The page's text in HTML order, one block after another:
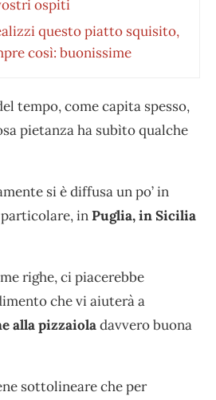
ospiti
questo piatto squisito,
così: buonissime
tempo, come capita spesso,
pietanza ha subìto qualche
si è diffusa un po’ in
inPuglia, in Sicilia
righe, ci piacerebbe
che vi aiuterà a
alla pizzaioladavvero buona
sottolineare che per